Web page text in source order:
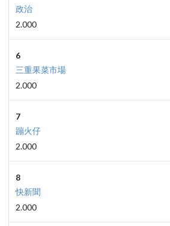
政治
2.000
6
三重果菜市場
2.000
7
蹦火仔
2.000
8
快新聞
2.000